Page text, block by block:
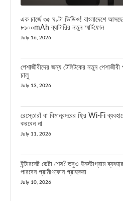
এক চার্জে ৩৫ ঘণ্টা ভিডিও! বাংলাদেশে
৮১০০mAh ব্যাটারির নতুন স্মার্টফোন
July 16, 2026
পেশাজীবীদের জন্য টেলিটকের নতুন পেশাজীবী
চালু
July 13, 2026
রেস্তোরাঁ বা বিমানবন্দরের ফ্রি Wi-Fi
করবেন না
July 11, 2026
ইন্টারনেট ডেটা শেষ? তবুও ইনস্টাগ্রাম
পারবেন গ্রামীণফোন গ্রাহকরা
July 10, 2026